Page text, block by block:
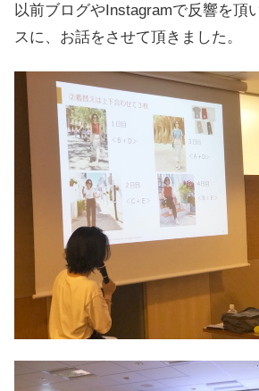
以前ブログやInstagramで反響を頂
スに、お話をさせて頂きました。